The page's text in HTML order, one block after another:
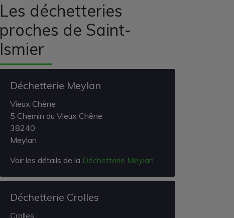
Les déchetteries
proches de Saint-
Ismier
Déchetterie Meylan
Vieux Chêne
5 Chemin du Vieux Chêne
38240
Meylan
Voir les détails de la Déchetterie Meylan
Déchetterie Crolles
Crolles